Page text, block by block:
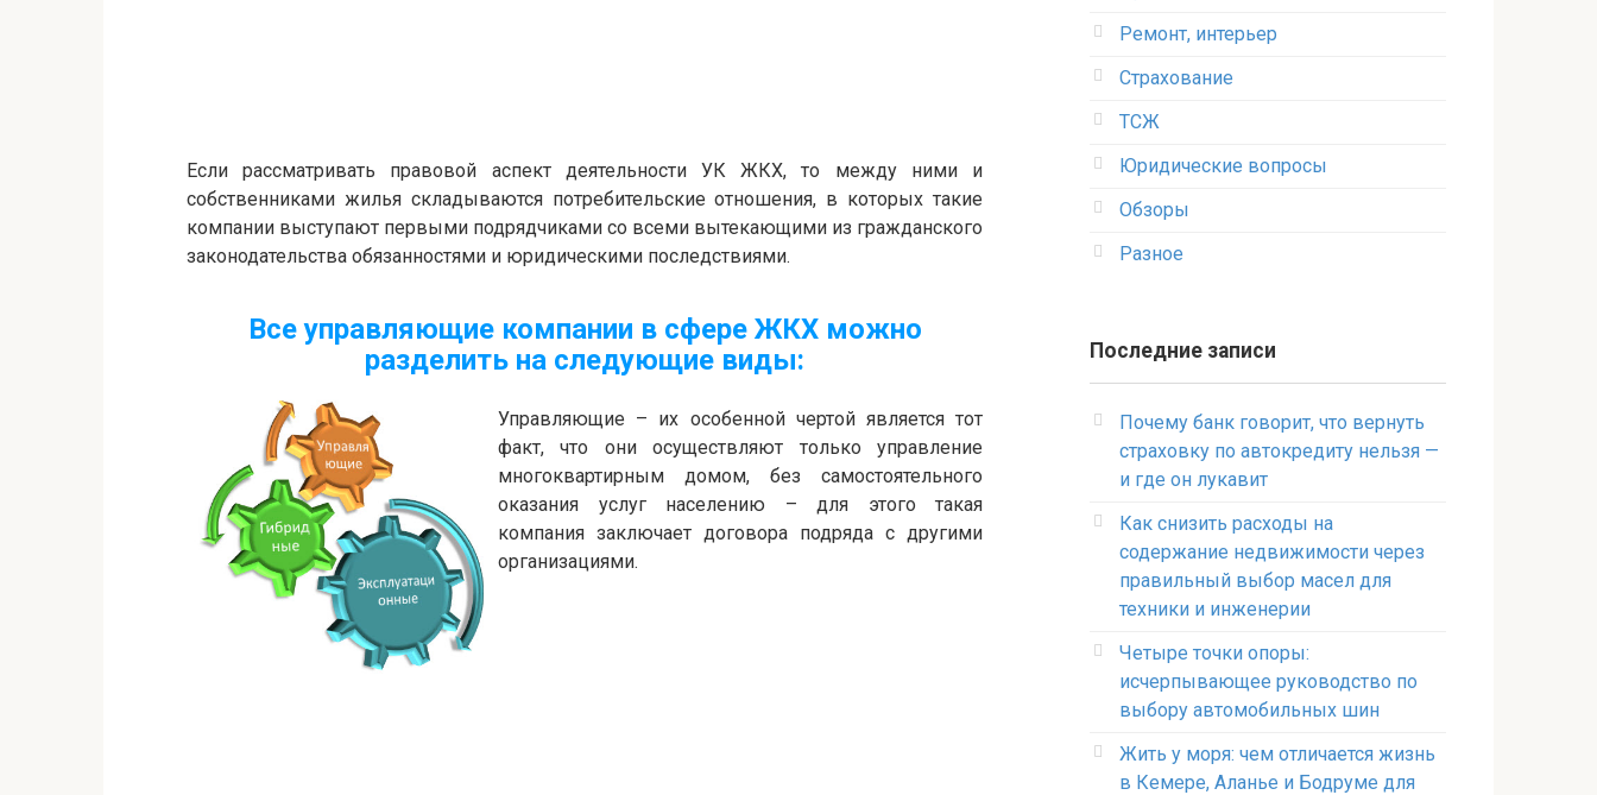
Если рассматривать правовой аспект деятельности УК ЖКХ, то между ними и
собственниками жилья складываются потребительские отношения, в которых такие
компании выступают первыми подрядчиками со всеми вытекающими из гражданского
законодательства обязанностями и юридическими последствиями.
Все управляющие компании в сфере ЖКХ можно
разделить на следующие виды:
Управляющие – их особенной чертой является тот
факт, что они осуществляют только управление
многоквартирным домом, без самостоятельного
оказания услуг населению – для этого такая
компания заключает договора подряда с другими
организациями.
Ремонт, интерьер
Страхование
ТСЖ
Юридические вопросы
Обзоры
Разное
Последние записи
Почему банк говорит, что вернуть
страховку по автокредиту нельзя —
и где он лукавит
Как снизить расходы на
содержание недвижимости через
правильный выбор масел для
техники и инженерии
Четыре точки опоры:
исчерпывающее руководство по
выбору автомобильных шин
Жить у моря: чем отличается жизнь
в Кемере, Аланье и Бодруме для